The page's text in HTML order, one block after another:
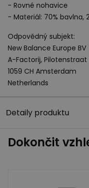
- Rovné nohavice
- Materiál: 70% bavlna,
Odpovědný subjekt:
New Balance Europe BV
A-Factorij, Pilotenstraat
1059 CH Amsterdam
Netherlands
Detaily produktu
Dokončit